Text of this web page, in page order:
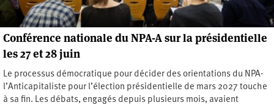
Conférence nationale du NPA-A sur la présidentielle
les 27 et 28 juin
Le processus démocratique pour décider des orientations du NPA-
l’Anticapitaliste pour l’élection présidentielle de mars 2027 touche
à sa fin. Les débats, engagés depuis plusieurs mois, avaient